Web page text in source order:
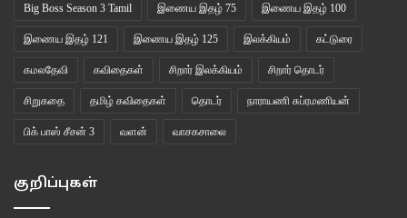
Big Boss Season 3 Tamil இணைய இதழ் 75 இணைய இதழ் 100
இணைய இதழ் 121 இணைய இதழ் 125 இலக்கியம் கட்டுரை
கமலதேவி கவிதைகள் சிறார் இலக்கியம் சிறார் தொடர்
சிறுகதை தமிழ் கவிதைகள் தொடர் நாராயணி சுப்ரமணியன்
பிக் பாஸ் சீசன் 3 வளன் வாசகசாலை
குறிப்புகள்